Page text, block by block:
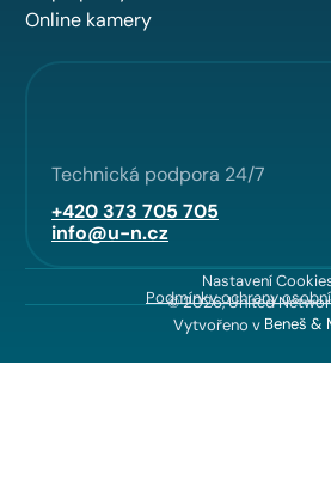
Online kamery
Technická podpora 24/7
+420 373 705 705
info@u-n.cz
Nastavení
Podmínky ochrany
© 2026, United
Vytvořeno v Beneš &